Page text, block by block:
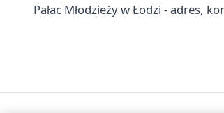
Pałac Młodzieży w Łodzi - adres,